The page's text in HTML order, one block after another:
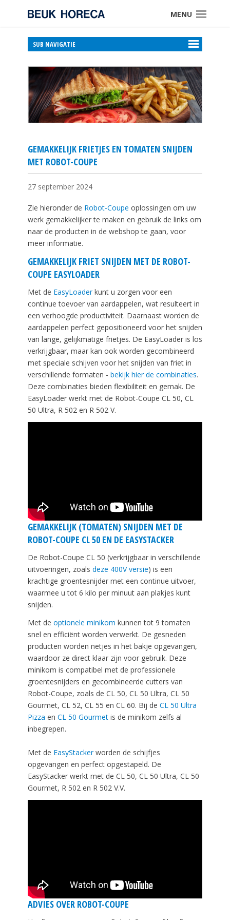
MENU
SUB NAVIGATIE
GEMAKKELIJK FRIETJES EN TOMATEN SNIJDEN
MET ROBOT-COUPE
27 september 2024
Zie hieronder de Robot-Coupe oplossingen om uw
werk gemakkelijker te maken en gebruik de links om
naar de producten in de webshop te gaan, voor
meer informatie.
GEMAKKELIJK FRIET SNIJDEN MET DE ROBOT-
COUPE EASYLOADER
Met de EasyLoaderkunt u zorgen voor een
continue toevoer van aardappelen, wat resulteert in
een verhoogde productiviteit. Daarnaast worden de
aardappelen perfect gepositioneerd voor het snijden
van lange, gelijkmatige frietjes. De EasyLoader is los
verkrijgbaar, maar kan ook worden gecombineerd
met speciale schijven voor het snijden van friet in
verschillende formaten - bekijk hier de combinaties.
Deze combinaties bieden flexibiliteit en gemak. De
EasyLoader werkt met de Robot-Coupe CL 50, CL
50 Ultra, R 502 en R 502 V.
GEMAKKELIJK (TOMATEN) SNIJDEN MET DE
ROBOT-COUPE CL 50 EN DE EASYSTACKER
De Robot-Coupe CL 50 (verkrijgbaar in verschillende
uitvoeringen, zoals deze 400V versie) is een
krachtige groentesnijder met een continue uitvoer,
waarmee u tot 6 kilo per minuut aan plakjes kunt
snijden.
Met de optionele minikom kunnen tot 9 tomaten
snel en efficiënt worden verwerkt. De gesneden
producten worden netjes in het bakje opgevangen,
waardoor ze direct klaar zijn voor gebruik. Deze
minikom is compatibel met de professionele
groentesnijders en gecombineerde cutters van
Robot-Coupe, zoals de CL 50, CL 50 Ultra, CL 50
Gourmet, CL 52, CL 55 en CL 60. Bij de CL 50 Ultra
Pizza en CL 50 Gourmetis de minikom zelfs al
inbegrepen.
Met de EasyStackerworden de schijfjes
opgevangen en perfect opgestapeld. De
EasyStacker werkt met de CL 50, CL 50 Ultra, CL 50
Gourmet, R 502 en R 502 V.V.
ADVIES OVER ROBOT-COUPE